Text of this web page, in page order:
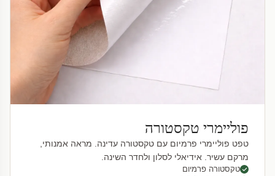
פוליימרי טקסטורה
טפט פוליימרי פרמיום עם טקסטורה עדינה. מראה אמנותי,
מרקם עשיר. אידיאלי לסלון ולחדר השינה.
טקסטורה פרמיום